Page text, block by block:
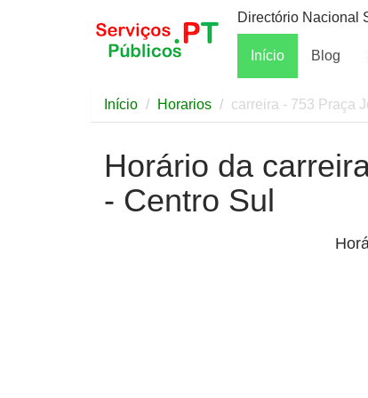
Directório Nacional
Início Blog
Início Horarios carreira - 753 Praça
Horário da
- Centro Sul